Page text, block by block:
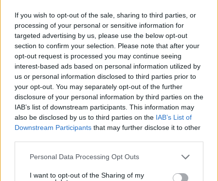
If you wish to opt-out of the sale, sharing to third parties, or
processing of your personal or sensitive information for
targeted advertising by us, please use the below opt-out
section to confirm your selection. Please note that after your
opt-out request is processed you may continue seeing
interest-based ads based on personal information utilized by
us or personal information disclosed to third parties prior to
your opt-out. You may separately opt-out of the further
disclosure of your personal information by third parties on the
IAB’s list of downstream participants. This information may
also be disclosed by us to third parties on the IAB’s List of
Downstream Participants that may further disclose it to other
Please note that this website/app uses one or more Google
not limited to your visit or usage behaviour. You may click to
Personal Data Processing Opt Outs
I want to opt-out of the Sharing of my
υποδομών, στις διασυνδέσεις και στις
ανανεώσιμες πηγές ενέργειας, ενισχύοντας
παράλληλα τον γεωπολιτικό της ρόλο ως
ενεργειακού κόμβου για τη Νοτιοανατολική
Ευρώπη. Υπογράμμισε ακόμη ότι οι
αυξανόμενες ενεργειακές ανάγκες της
οικονομίας και των νέων τεχνολογιών, όπως η
τεχνητή νοημοσύνη, καθιστούν αναγκαία τη
χάραξη πολιτικών που θα διασφαλίζουν
επάρκεια και ανταγωνιστικές τιμές ενέργειας.
Παράλληλα, επισήμανε ότι η πράσινη
των εκπομπών, αλλά και από την ικανότητα της